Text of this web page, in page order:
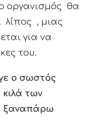
οργανισμός θα
λίπος , μιας
για να
του.
ο σωστός
των
ξαναπάρω